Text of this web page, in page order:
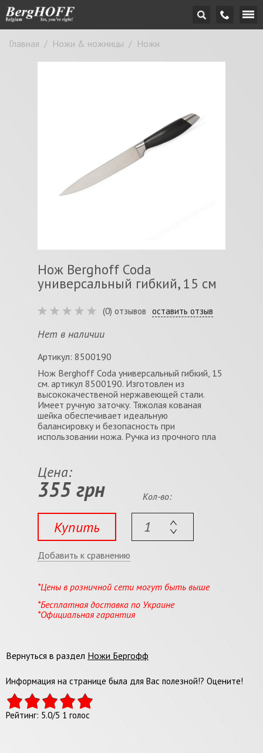
Главная / Ножи & ножницы / Ножи
Нож Berghoff Coda
универсальный гибкий, 15 см
(0) отзывов оставить отзыв
Нет в наличии
Артикул: 8500190
Нож Berghoff Coda универсальный гибкий, 15
см. артикул 8500190. Изготовлен из
высококачественой нержавеющей стали.
Имеет ручную заточку. Тяжолая кованая
шейка обеспечивает идеальную
балансировку и безопасность при
использовании ножа. Ручка из прочного пла
Цена:
355 грн
Купить
Кол-во:
Добавить к сравнению
*Цены в розничной сети могут быть выше
*Бесплатная доставка по Украине
*Официальная гарантия
Вернуться в раздел Ножи Бергофф
Информация на странице была для Вас полезной!? Оцените!
Рейтинг: 5.0/5 1 голос